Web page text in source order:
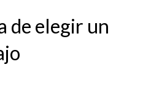
de elegir un